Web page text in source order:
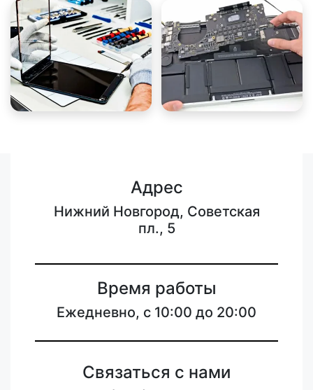
Адрес
Нижний Новгород, Советская
пл., 5
Время работы
Ежедневно, с 10:00 до 20:00
Связаться с нами